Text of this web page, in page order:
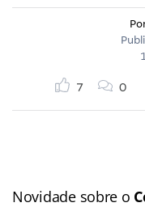
7 0
Novidade sobre o